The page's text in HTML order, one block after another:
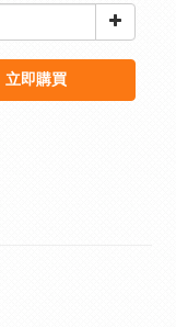
立即購買